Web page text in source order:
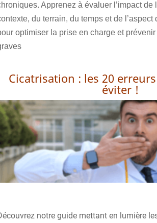
Apprenez à évaluer l’impact de
du terrain, du temps et de
optimiser la prise en charge et
Cicatrisation : les 20
éviter !
notre guide mettant en lumière